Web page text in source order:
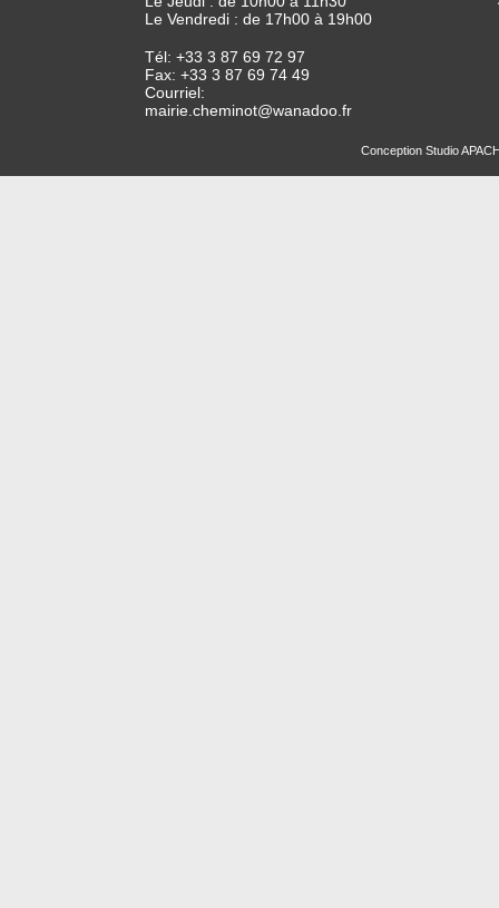
Le Vendredi : de 17h00 à 19h00
Tél: +33 3 87 69 72 97
Fax: +33 3 87 69 74 49
Courriel:
mairie.cheminot@wanadoo.fr
Conception Studio